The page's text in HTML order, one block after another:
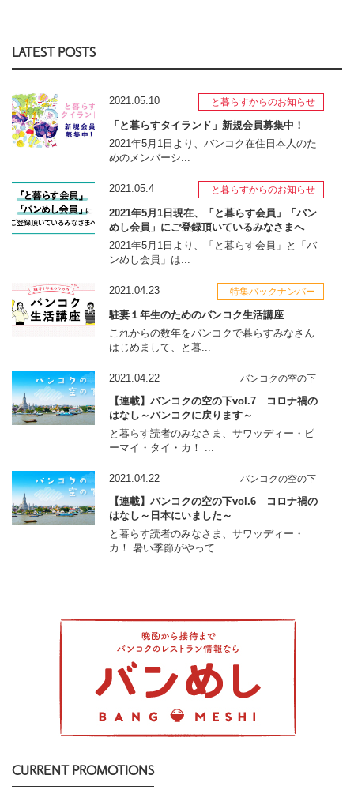
LATEST POSTS
2021.05.10 と暮らすからのお知らせ
「と暮らすタイランド」新規会員募集中！
2021年5月1日より、バンコク在住日本人のた
めのメンバーシ...
2021.05.4 と暮らすからのお知らせ
2021年5月1日現在、「と暮らす会員」「バン
めし会員」にご登録頂いているみなさまへ
2021年5月1日より、「と暮らす会員」と「バ
ンめし会員」は...
2021.04.23 特集バックナンバー
駐妻１年生のためのバンコク生活講座
これからの数年をバンコクで暮らすみなさん
はじめまして、と暮...
2021.04.22 バンコクの空の下
【連載】バンコクの空の下vol.7 コロナ禍の
はなし～バンコクに戻ります～
と暮らす読者のみなさま、サワッディー・ピ
ーマイ・タイ・カ！ ...
2021.04.22 バンコクの空の下
【連載】バンコクの空の下vol.6 コロナ禍の
はなし～日本にいました～
と暮らす読者のみなさま、サワッディー・
カ！ 暑い季節がやって...
CURRENT PROMOTIONS